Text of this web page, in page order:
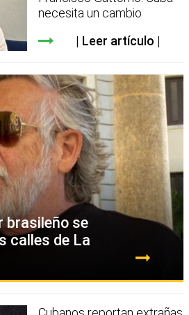
necesita un cambio
Leer artículo
brasileño se
calles de La